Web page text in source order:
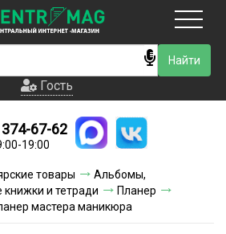
Гость
Новинки
доставки
оплаты
Гость
67-62
19:00
товары
Альбомы,
книжки и тетради
Планер
мастера маникюра